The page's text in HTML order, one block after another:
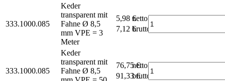
333.1000.085
Keder
transparent mit
Fahne Ø 8,5
mm VPE = 3
Meter
5,98 €netto
7,12 €brutto*
333.1000.085
Keder
transparent mit
Fahne Ø 8,5
76,75 €
netto
91,33 €brutto*